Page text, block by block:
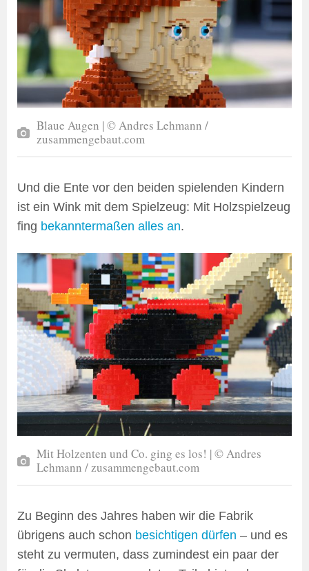
Blaue Augen | © Andres Lehmann /
zusammengebaut.com
Und die Ente vor den beiden spielenden Kindern
ist ein Wink mit dem Spielzeug: Mit Holzspielzeug
fing bekanntermaßen alles an.
Mit Holzenten und Co. ging es los! | © Andres
Lehmann / zusammengebaut.com
Zu Beginn des Jahres haben wir die Fabrik
übrigens auch schon besichtigen dürfen – und es
steht zu vermuten, dass zumindest ein paar der